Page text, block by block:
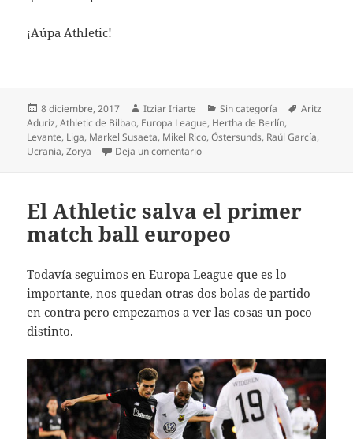
¡Aúpa Athletic!
Publicado
el
8 diciembre, 2017 Autor
Itziar Iriarte Categorías
Sin categoría Etiquetas
Aritz
Aduriz,Athletic de Bilbao, Europa League, Hertha de Berlín,
Levante, Liga, Markel Susaeta, Mikel Rico,Östersunds, Raúl García,
Ucrania,Zorya Deja un comentarioen Los veteranos nos llevan a
El Athletic salva el primer
match ball europeo
Todavía seguimos en Europa League que es lo
importante, nos quedan otras dos bolas de partido
en contra pero empezamos a ver las cosas un poco
distinto.